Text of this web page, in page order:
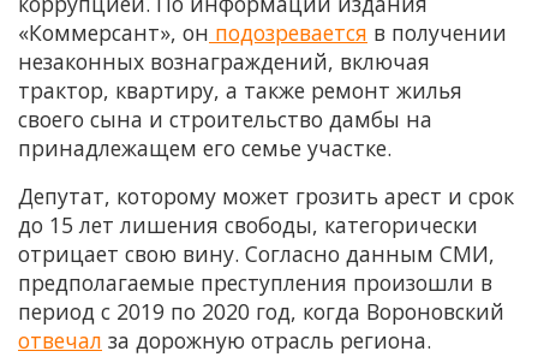
«Коммерсант», он подозревается в получении
незаконных вознаграждений, включая
трактор, квартиру, а также ремонт жилья
своего сына и строительство дамбы на
принадлежащем его семье участке.
Депутат, которому может грозить арест и срок
до 15 лет лишения свободы, категорически
отрицает свою вину. Согласно данным СМИ,
предполагаемые преступления произошли в
период с 2019 по 2020 год, когда Вороновский
отвечал за дорожную отрасль региона.